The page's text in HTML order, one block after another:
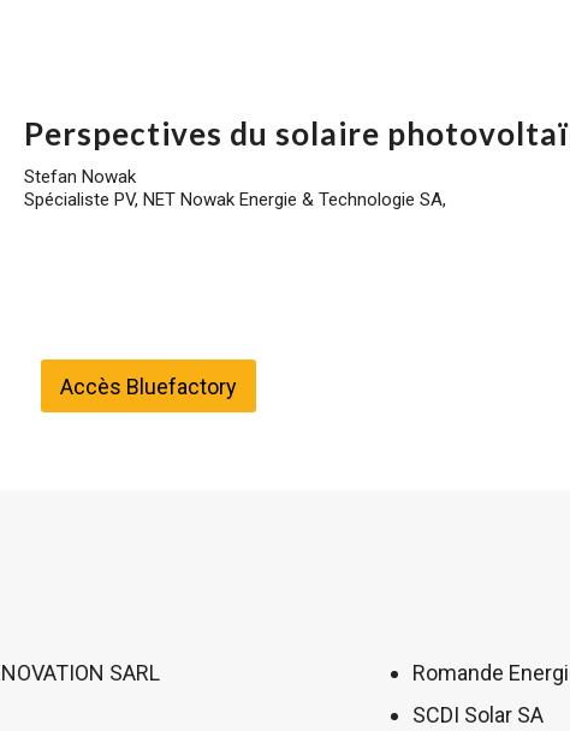
Perspectives du solaire
Stefan Nowak
Spécialiste PV, NET Nowak Energie & Technologie SA,
Accès Bluefactory
SARL
Romande
SCDI Solar SA